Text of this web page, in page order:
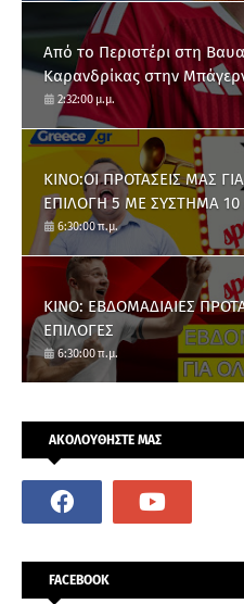
Από το Περιστέρι στη
Καρανδρίκας στην
2:32:00 μ.μ.
ΚΙΝΟ:ΟΙ ΠΡΟΤΑΣΕΙΣ ΜΑΣ
ΕΠΙΛΟΓΗ 5 ΜΕ ΣΥΣΤΗΜΑ
6:30:00 π.μ.
ΚΙΝΟ: ΕΒΔΟΜΑΔΙΑΙΕΣ ΠΡΟΤΑΣΕΙΣ ΓΙΑ ΟΛΕΣ ΤΙΣ
ΕΠΙΛΟΓΕΣ
6:30:00 π.μ.
ΑΚΟΛΟΥΘΗΣΤΕ ΜΑΣ
FACEBOOK